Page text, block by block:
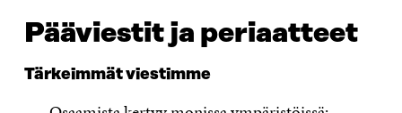
Pääviestit ja periaatteet
Tärkeimmät viestimme